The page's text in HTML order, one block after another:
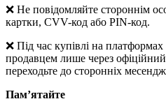
❌ Не повідомляйте стороннім
картки, CVV-код або PIN-код.
❌ Під час купівлі на
продавцем лише через
переходьте до сторонніх
Пам’ятайте